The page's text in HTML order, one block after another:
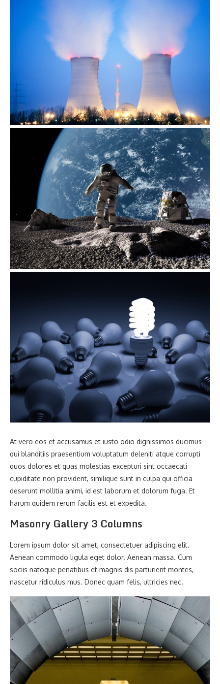
At vero eos et accusamus et iusto odio dignissimos ducimus
qui blanditiis praesentium voluptatum deleniti atque corrupti
quos dolores et quas molestias excepturi sint occaecati
cupiditate non provident, similique sunt in culpa qui officia
deserunt mollitia animi, id est laborum et dolorum fuga. Et
harum quidem rerum facilis est et expedita.
Masonry Gallery 3 Columns
Lorem ipsum dolor sit amet, consectetuer adipiscing elit.
Aenean commodo ligula eget dolor. Aenean massa. Cum
sociis natoque penatibus et magnis dis parturient montes,
nascetur ridiculus mus. Donec quam felis, ultricies nec.